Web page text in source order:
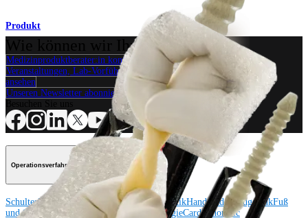
Produkt
Wie können wir Ihnen helfen?
Medizinproduktberater:in kontaktieren
Veranstaltungen, Lab-Vorführungen und Schulungsmöglichkeiten
ansehen
Unseren Newsletter abonnieren
Operationsverfahren
SchulterKnie Ellenbogen SchulterendoprothetikHand und HandgelenkFuß
und Sprunggelenk
TraumaHüfte OrthobiologieCardiothoracic